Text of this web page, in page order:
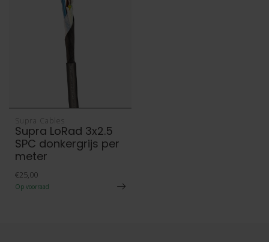
Supra Cables
Supra LoRad 3x2.5
SPC donkergrijs per
meter
€25,00
Op voorraad